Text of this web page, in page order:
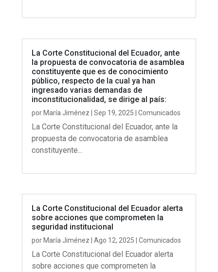
La Corte Constitucional del Ecuador, ante
la propuesta de convocatoria de asamblea
constituyente que es de conocimiento
público, respecto de la cual ya han
ingresado varias demandas de
inconstitucionalidad, se dirige al país:
porMaría Jiménez | Sep 19, 2025 | Comunicados
La Corte Constitucional del Ecuador, ante la
propuesta de convocatoria de asamblea
constituyente...
La Corte Constitucional del Ecuador alerta
sobre acciones que comprometen la
seguridad institucional
por María Jiménez Ago 12, 2025 Comunicados
La Corte Constitucional del Ecuador alerta
sobre acciones que comprometen la